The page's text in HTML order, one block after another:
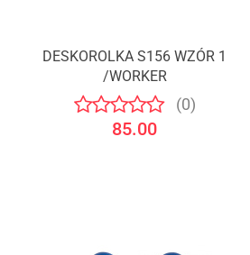
DESKOROLKA S156 WZÓR 1
/WORKER
(0)
85.00